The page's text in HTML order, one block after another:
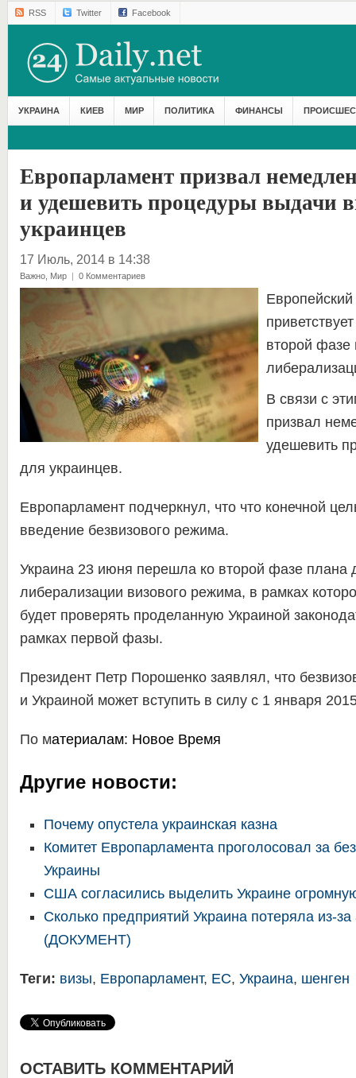
RSS Twitter Facebook
УКРАИНА КИЕВ МИР ПОЛИТИКА ФИНАНСЫ
Европарламент призвал
и удешевить процедуры выдачи
украинцев
17 Июль, 2014 в 14:38
Важно, Мир | 0 Комментариев
второй фазе
В связи с
призвал
удешевить
для украинцев.
Европарламент подчеркнул, что что конечной
введение безвизового режима.
Украина 23 июня перешла ко второй фазе плана
либерализации визового режима, в рамках
будет проверять проделанную Украиной
рамках первой фазы.
Президент Петр Порошенко заявлял, что
и Украиной может вступить в силу с 1 января
По материалам: Новое Время
Другие новости:
Почему опустела украинская казна
Комитет Европарламента проголосовал за
Украины
США согласились выделить Украине
Сколько предприятий Украина потеряла из-
(ДОКУМЕНТ)
Теги: визы, Европарламент, ЕС, Украина, шенген
ОСТАВИТЬ КОММЕНТАРИЙ